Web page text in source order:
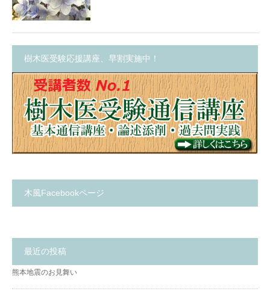
樹木医受験応援講座、早割実施中！
木風Facebookページ
最近の投稿
熊本地震のお見舞い